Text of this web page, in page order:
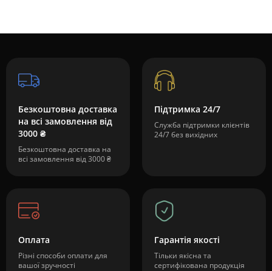
Безкоштовна доставка
на всі замовлення від
3000 ₴
Безкоштовна доставка на
всі замовлення від 3000 ₴
Підтримка 24/7
Служба підтримки клієнтів
24/7 без вихідних
Оплата
Різні способи оплати для
вашої зручності
Гарантія якості
Тільки якісна та
сертифікована продукція